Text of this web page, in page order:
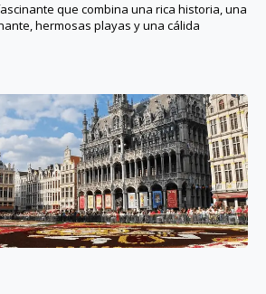
que combina una rica historia, una
hermosas playas y una cálida